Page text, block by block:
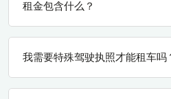
租金包含什么？
我需要特殊驾驶执照才能租车吗